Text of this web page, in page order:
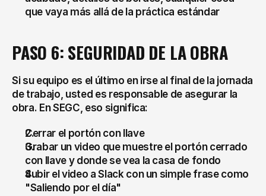
que vaya más allá de la práctica estándar
PASO 6: SEGURIDAD DE LA OBRA
Si su equipo es el último en irse al final de la jornada
de trabajo, usted es responsable de asegurar la
obra. En SEGC, eso significa:
Cerrar el portón con llave
Grabar un video que muestre el portón cerrado
con llave y donde se vea la casa de fondo
Subir el video a Slack con un simple frase como
"Saliendo por el día"